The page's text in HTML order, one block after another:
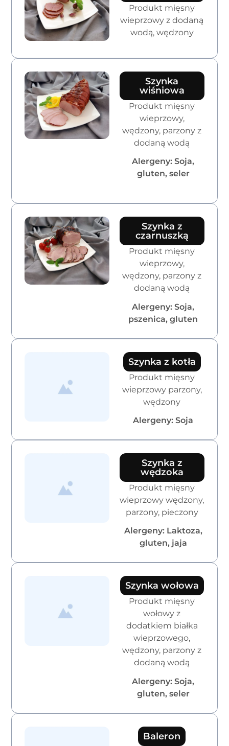
Produkt mięsny
wieprzowy z dodaną
wodą, wędzony
Szynka
wiśniowa
Produkt mięsny
wieprzowy,
wędzony, parzony z
dodaną wodą
Alergeny: Soja,
gluten, seler
Szynka z
czarnuszką
Produkt mięsny
wieprzowy,
wędzony, parzony z
dodaną wodą
Alergeny: Soja,
pszenica, gluten
Szynka z kotła
Produkt mięsny
wieprzowy parzony,
wędzony
Alergeny: Soja
Szynka z
wędzoka
Produkt mięsny
wieprzowy wędzony,
parzony, pieczony
Alergeny: Laktoza,
gluten, jaja
Szynka wołowa
Produkt mięsny
wołowy z
dodatkiem białka
wieprzowego,
wędzony, parzony z
dodaną wodą
Alergeny: Soja,
gluten, seler
Baleron